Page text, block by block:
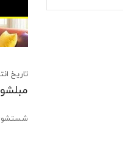
تاریخ انتشار:28 آذر